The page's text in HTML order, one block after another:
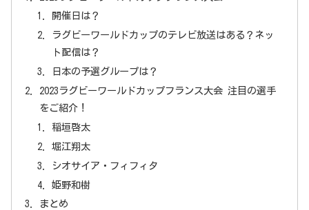
開催日は？
ラグビーワールドカップのテレビ放送はある？ネッ
ト配信は？
日本の予選グループは？
2023ラグビーワールドカップフランス大会 注目の選手
をご紹介！
稲垣啓太
堀江翔太
シオサイア・フィフィタ
姫野和樹
まとめ